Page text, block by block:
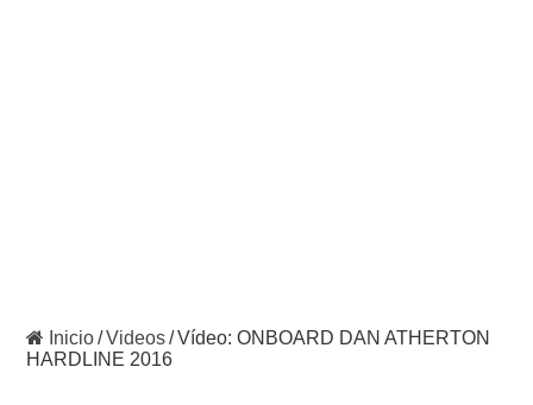
Inicio/Videos/Vídeo: ONBOARD DAN ATHERTON
HARDLINE 2016